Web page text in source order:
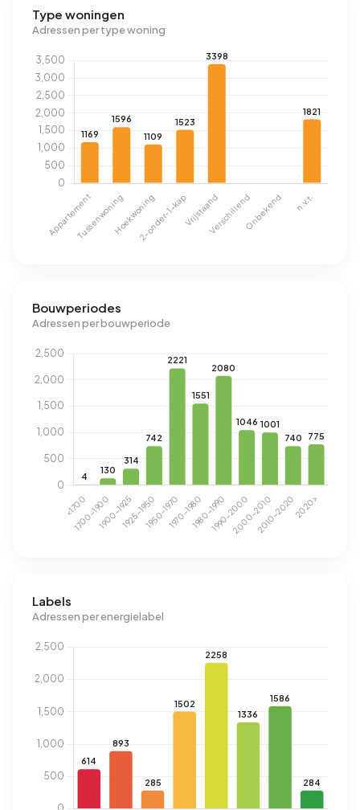
Type woningen
Adressen per type woning
Bouwperiodes
Adressen per bouwperiode
Labels
Adressen per energielabel